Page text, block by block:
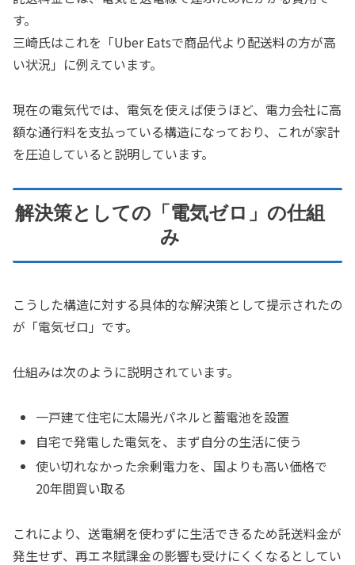
す。
三崎氏はこれを「Uber Eatsで商品代より配送料の方が高
い状況」に例えています。
現在の電気代では、電気を使えば使うほど、電力会社に高
額な通行料を支払っている構造になっており、これが家計
を圧迫していると説明しています。
解決策としての「電気ゼロ」の仕組
み
こうした構造に対する具体的な解決策として提示されたの
が「電気ゼロ」です。
仕組みは次のように説明されています。
一戸建て住宅に太陽光パネルと蓄電池を設置
自宅で発電した電気を、まず自分の生活に使う
使い切れなかった余剰電力を、国よりも高い価格で
20年間買い取る
これにより、送電網を使わずに生活できるため託送料金が
発生せず、再エネ賦課金の影響も受けにくくなるとしてい